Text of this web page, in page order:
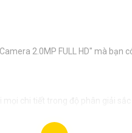
2.0MP FULL HD" mà bạn
mọi chi tiết trong độ phân giải sắc